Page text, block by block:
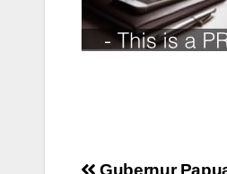
Gubernur